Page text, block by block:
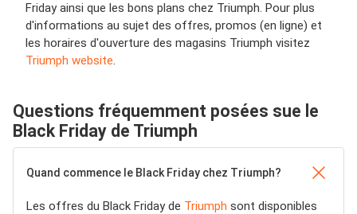
Friday ainsi que les bons plans chez Triumph. Pour plus
d'informations au sujet des offres, promos (en ligne) et
les horaires d'ouverture des magasins Triumph visitez
Triumph website.
Questions fréquemment posées sue le
Black Friday de Triumph
Quand commence le Black Friday chez Triumph?
Les offres du Black Friday de Triumph sont disponibles